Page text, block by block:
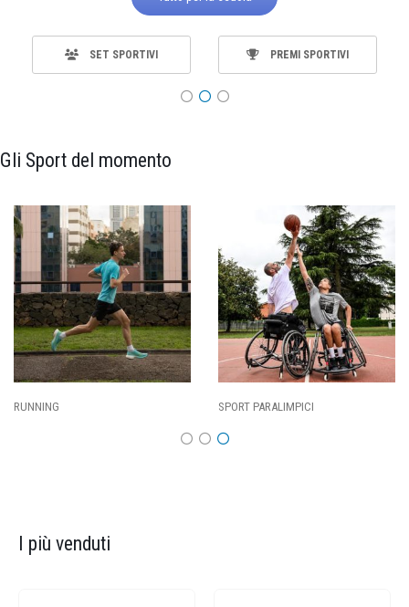
SET SPORTIVI PREMI SPORTIVI
Gli Sport del momento
RUNNING SPORT PARALIMPICI
I più venduti